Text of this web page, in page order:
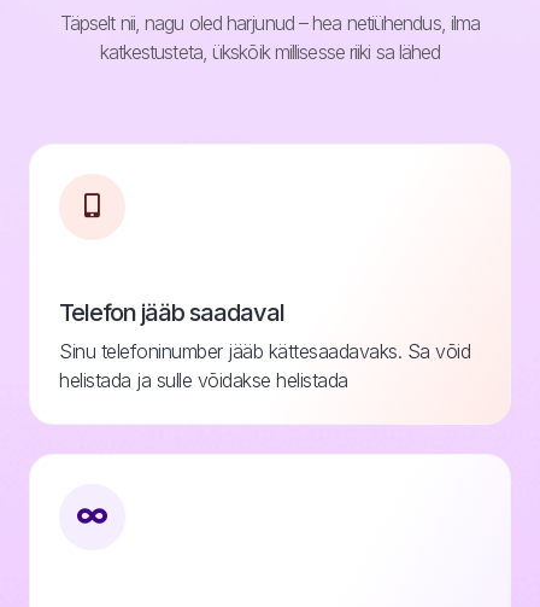
Täpselt nii, nagu oled harjunud – hea netiühendus, ilma
katkestusteta, ükskõik millisesse riiki sa lähed
Telefon jääb saadaval
Sinu telefoninumber jääb kättesaadavaks. Sa võid
helistada ja sulle võidakse helistada